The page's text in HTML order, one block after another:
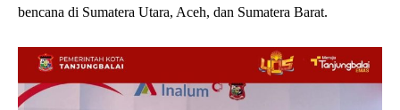
bencana di Sumatera Utara, Aceh, dan Sumatera Barat.